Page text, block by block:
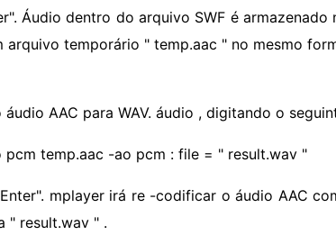
Áudio dentro do arquivo SWF é
arquivo temporário " temp.aac " no mesmo
AAC para WAV. áudio , digitando o
pcm temp.aac -ao pcm : file = " result.wav "
mplayer irá re -codificar o áudio AAC
" result.wav " .